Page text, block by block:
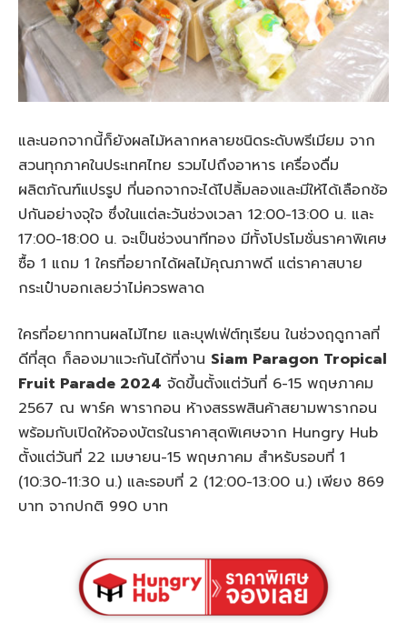
และนอกจากนี้ก็ยังผลไม้หลากหลายชนิดระดับพรีเมียม จาก
สวนทุกภาคในประเทศไทย รวมไปถึงอาหาร เครื่องดื่ม
ผลิตภัณฑ์แปรรูป ที่นอกจากจะได้ไปลิ้มลองและมีให้ได้เลือกช้อ
ปกันอย่างจุใจ ซึ่งในแต่ละวันช่วงเวลา 12:00-13:00 น. และ
17:00-18:00 น. จะเป็นช่วงนาทีทอง มีทั้งโปรโมชั่นราคาพิเศษ
ซื้อ 1 แถม 1 ใครที่อยากได้ผลไม้คุณภาพดี แต่ราคาสบาย
กระเป๋าบอกเลยว่าไม่ควรพลาด
ใครที่อยากทานผลไม้ไทย และบุฟเฟ่ต์ทุเรียน ในช่วงฤดูกาลที่
ดีที่สุด ก็ลองมาแวะกันได้ที่งาน Siam Paragon Tropical
Fruit Parade 2024 จัดขึ้นตั้งแต่วันที่ 6-15 พฤษภาคม
2567 ณ พาร์ค พารากอน ห้างสรรพสินค้าสยามพารากอน
พร้อมกับเปิดให้จองบัตรในราคาสุดพิเศษจาก Hungry Hub
ตั้งแต่วันที่ 22 เมษายน-15 พฤษภาคม สำหรับรอบที่ 1
(10:30-11:30 น.) และรอบที่ 2 (12:00-13:00 น.) เพียง 869
บาท จากปกติ 990 บาท